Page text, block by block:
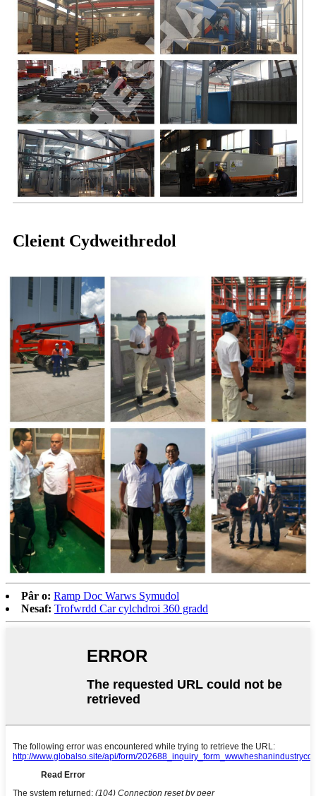
Cleient Cydweithredol
Pâr o: Ramp Doc Warws Symudol
Nesaf: Trofwrdd Car cylchdroi 360 gradd